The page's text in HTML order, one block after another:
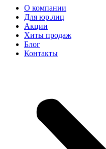
О компании
Для юр.лиц
Акции
Хиты продаж
Блог
Контакты